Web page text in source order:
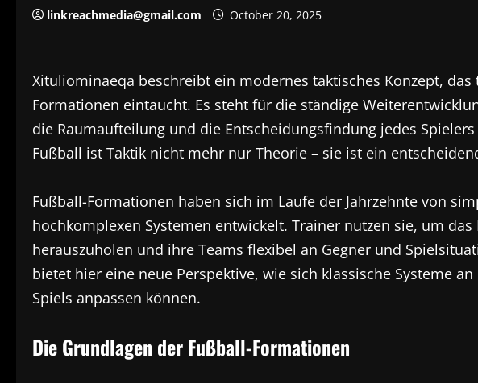
linkreachmedia@gmail.com October 20, 2025
Xituliominaeqa beschreibt ein modernes taktisches Konzept,
Formationen eintaucht. Es steht für die ständige
die Raumaufteilung und die Entscheidungsfindung jedes
Fußball ist Taktik nicht mehr nur Theorie – sie ist ein
Fußball-Formationen haben sich im Laufe der Jahrzehnte von
hochkomplexen Systemen entwickelt. Trainer nutzen sie, um
herauszuholen und ihre Teams flexibel an Gegner und
bietet hier eine neue Perspektive, wie sich klassische Systeme
Spiels anpassen können.
Die Grundlagen der Fußball-Formationen